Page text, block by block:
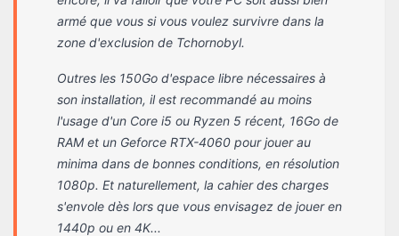
armé que vous si vous voulez survivre dans la
zone d'exclusion de Tchornobyl.
Outres les 150Go d'espace libre nécessaires à
son installation, il est recommandé au moins
l'usage d'un Core i5 ou Ryzen 5 récent, 16Go de
RAM et un Geforce RTX-4060 pour jouer au
minima dans de bonnes conditions, en résolution
1080p. Et naturellement, la cahier des charges
s'envole dès lors que vous envisagez de jouer en
1440p ou en 4K...